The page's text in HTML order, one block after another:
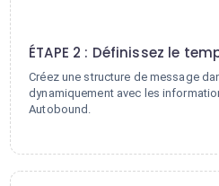
ÉTAPE 2 : Définissez le
Créez une structure de message
dynamiquement avec les
Autobound.